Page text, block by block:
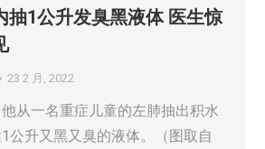
抽1公升发臭黑液体 医生惊
23 2 月, 2022
从一名重症儿童的左肺抽出积水
公升又黑又臭的液体。（图取自